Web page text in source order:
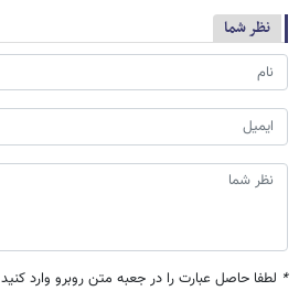
نظر شما
* لطفا حاصل عبارت را در جعبه متن روبرو وارد کنید